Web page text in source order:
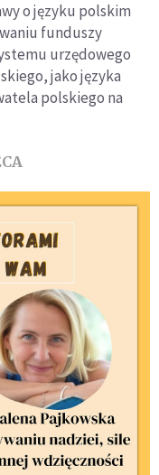
o języku polskim
funduszy
urzędowego
jako języka
polskiego na